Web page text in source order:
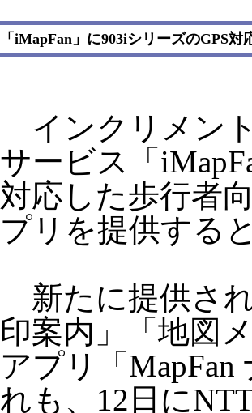
「iMapFan」に903iシリーズのGPS対
インクリメン
サービス「
対応した歩行者
プリを提供する
新たに提供さ
印案内」「地図
アプリ「
れも、12日に